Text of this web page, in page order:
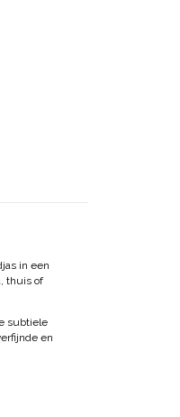
in een
thuis of
subtiele
en